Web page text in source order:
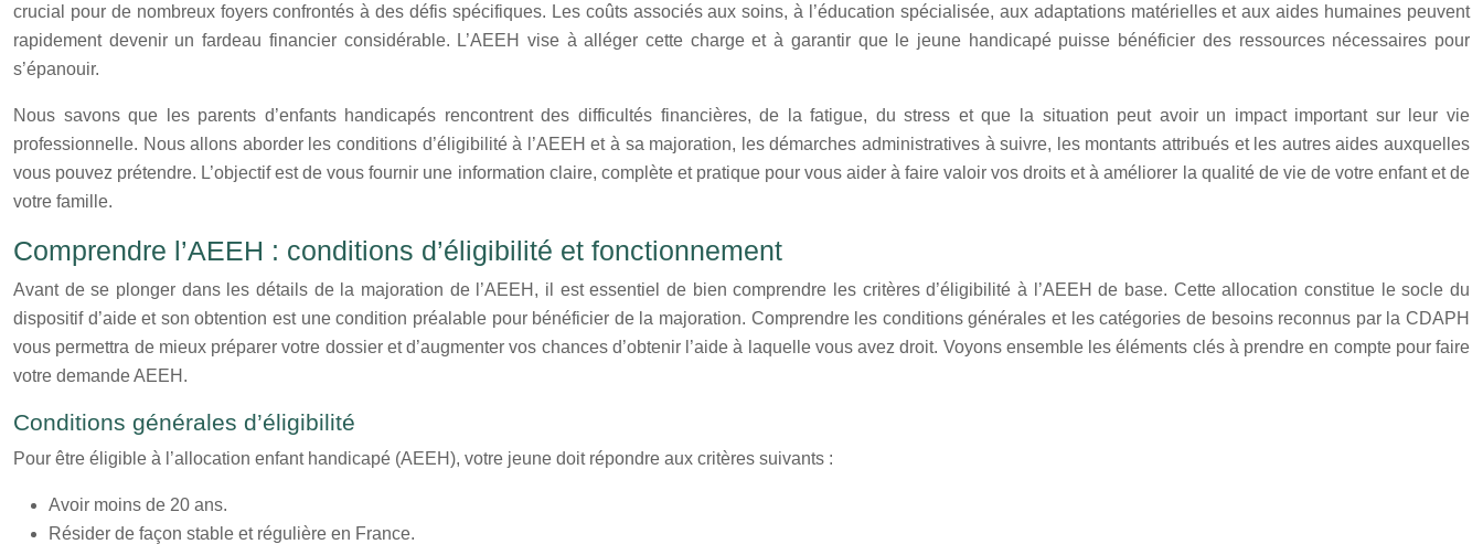
crucial pour de nombreux foyers confrontés à des défis spécifiques. Les coûts associés aux soins, à l’éducation spécialisée, aux adaptations matérielles et aux aides humaines peuvent
rapidement devenir un fardeau financier considérable. L’AEEH vise à alléger cette charge et à garantir que le jeune handicapé puisse bénéficier des ressources nécessaires pour
s’épanouir.
Nous savons que les parents d’enfants handicapés rencontrent des difficultés financières, de la fatigue, du stress et que la situation peut avoir un impact important sur leur vie
professionnelle. Nous allons aborder les conditions d’éligibilité à l’AEEH et à sa majoration, les démarches administratives à suivre, les montants attribués et les autres aides auxquelles
vous pouvez prétendre. L’objectif est de vous fournir une information claire, complète et pratique pour vous aider à faire valoir vos droits et à améliorer la qualité de vie de votre enfant et de
votre famille.
Comprendre l’AEEH : conditions d’éligibilité et fonctionnement
Avant de se plonger dans les détails de la majoration de l’AEEH, il est essentiel de bien comprendre les critères d’éligibilité à l’AEEH de base. Cette allocation constitue le socle du
dispositif d’aide et son obtention est une condition préalable pour bénéficier de la majoration. Comprendre les conditions générales et les catégories de besoins reconnus par la CDAPH
vous permettra de mieux préparer votre dossier et d’augmenter vos chances d’obtenir l’aide à laquelle vous avez droit. Voyons ensemble les éléments clés à prendre en compte pour faire
votre demande AEEH.
Conditions générales d’éligibilité
Pour être éligible à l’allocation enfant handicapé (AEEH), votre jeune doit répondre aux critères suivants :
Avoir moins de 20 ans.
Résider de façon stable et régulière en France.